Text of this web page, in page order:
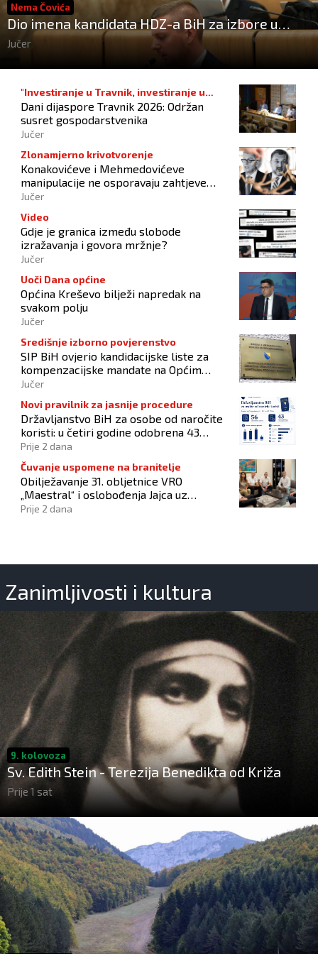
Nema Čovića
Dio imena kandidata HDZ-a BiH za izbore u
listopadu
Jučer
"Investiranje u Travnik, investiranje u
budućnost"
Dani dijaspore Travnik 2026: Održan
susret gospodarstvenika
Jučer
Zlonamjerno krivotvorenje
Konakovićeve i Mehmedovićeve
manipulacije ne osporavaju zahtjeve
Hrvata
Jučer
Video
Gdje je granica između slobode
izražavanja i govora mržnje?
Jučer
Uoči Dana općine
Općina Kreševo bilježi napredak na
svakom polju
Jučer
Središnje izborno povjerenstvo
SIP BiH ovjerio kandidacijske liste za
kompenzacijske mandate na Općim
izborima 2026
Jučer
Novi pravilnik za jasnije procedure
Državljanstvo BiH za osobe od naročite
koristi: u četiri godine odobrena 43
zahtjeva
Prije 2 dana
Čuvanje uspomene na branitelje
Obilježavanje 31. obljetnice VRO
„Maestral“ i oslobođenja Jajca uz
pokroviteljstvo HNS-a BiH
Prije 2 dana
Zanimljivosti i kultura
9. kolovoza
Sv. Edith Stein - Terezija Benedikta od Križa
Prije 1 sat